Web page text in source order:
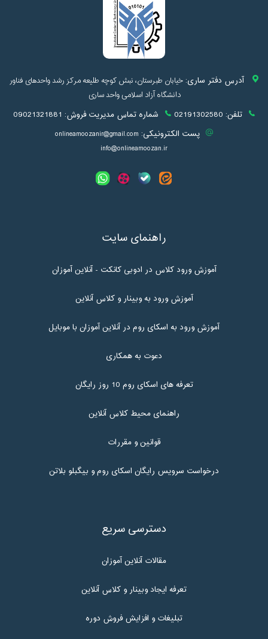
آدرس دفتر ساری:خیابان طبرستان، نبش کوچه طلیعه مرکز رشد واحدهای فناور
دانشگاه آزاد اسلامی واحد ساری
تلفن: 02191302580 شماره تماس مدیریت فروش: 09021321881
پست الکترونیکی: onlineamoozanir@gmail.com
info@onlineamoozan.ir
راهنمای سایت
آموزش ورود کلاس در ادوبی کانکت - آنلاین آموزان
آموزش ورود به وبینار و کلاس آنلاین
آموزش ورود به اسکای روم در آنلاین آموزان با موبایل
دعوت به همکاری
تعرفه های اسکای روم 10 روز رایگان
راهنمای محیط کلاس آنلاین
قوانین و مقررات
درخواست سرویس رایگان اسکای روم و بیگبلو بلاتن
دسترسی سریع
مقالات آنلاین آموزان
تعرفه ایجاد وبینار و کلاس آنلاین
تبلیغات و افزایش فروش دوره